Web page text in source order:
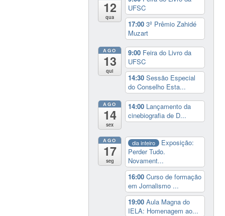
12
qua
UFSC
17:003º Prêmio Zahidé
Muzart
AGO
13
qui
9:00 Feira do Livro da
UFSC
14:30Sessão Especial
do Conselho Esta...
AGO
14
sex
14:00 Lançamento da
cinebiografia de D...
AGO
17
seg
dia inteiro
Exposição:
Perder Tudo.
Novament...
16:00Curso de formação
em Jornalismo ...
19:00Aula Magna do
IELA: Homenagem ao...